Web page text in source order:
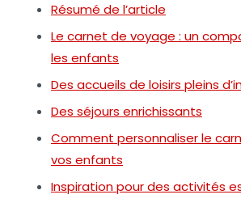
Résumé de l’article
Le carnet de voyage : un
les enfants
Des accueils de loisirs pleins
Des séjours enrichissants
Comment personnaliser le
vos enfants
Inspiration pour des activités